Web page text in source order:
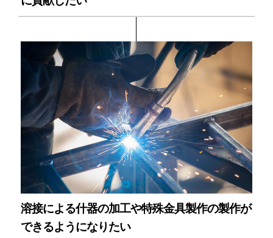
溶接による什器の加工や特殊金具製作の製作が
できるようになりたい